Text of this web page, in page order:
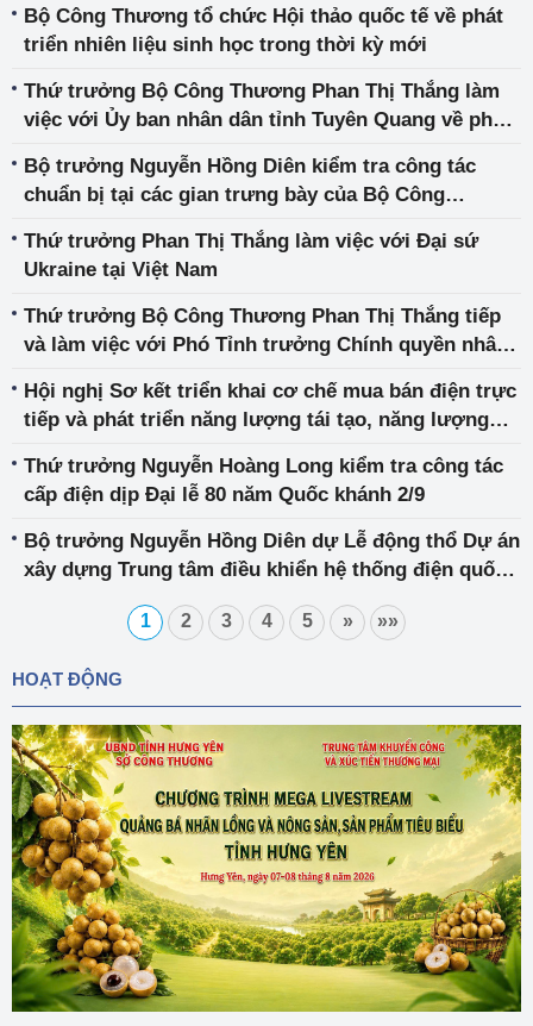
Bộ Công Thương tổ chức Hội thảo quốc tế về phát
triển nhiên liệu sinh học trong thời kỳ mới
Thứ trưởng Bộ Công Thương Phan Thị Thắng làm
việc với Ủy ban nhân dân tỉnh Tuyên Quang về phát
Bộ trưởng Nguyễn Hồng Diên kiểm tra công tác
chuẩn bị tại các gian trưng bày của Bộ Công
Thứ trưởng Phan Thị Thắng làm việc với Đại sứ
Ukraine tại Việt Nam
Thứ trưởng Bộ Công Thương Phan Thị Thắng tiếp
và làm việc với Phó Tỉnh trưởng Chính quyền nhân
Hội nghị Sơ kết triển khai cơ chế mua bán điện trực
tiếp và phát triển năng lượng tái tạo, năng lượng
Thứ trưởng Nguyễn Hoàng Long kiểm tra công tác
cấp điện dịp Đại lễ 80 năm Quốc khánh 2/9
Bộ trưởng Nguyễn Hồng Diên dự Lễ động thổ Dự án
xây dựng Trung tâm điều khiển hệ thống điện quốc
1 2 3 4 5 » »»
HOẠT ĐỘNG